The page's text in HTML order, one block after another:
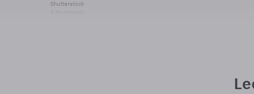
Shutterstock